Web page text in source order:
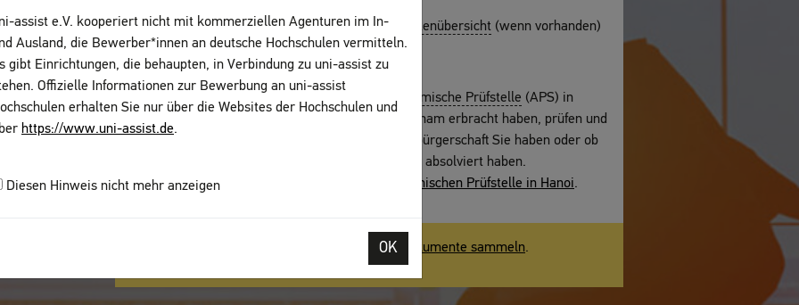
assist e.V. kooperiert nicht mit kommerziellen Agenturen im In-
Ausland, die Bewerber*innen an deutsche Hochschulen vermitteln.
gibt Einrichtungen, die behaupten, in Verbindung zu uni-assist zu
Offizielle Informationen zur Bewerbung an uni-assist
erhalten Sie nur über die Websites der Hochschulen und
https://www.uni-assist.de.
Diesen Hinweis nicht mehr anzeigen
OK
Ihren Hochschulabschluss mitFächer- und Notenübersicht (wenn vorhanden)
Zusätzliche Information
Haben Sie bereits in Vietnam studiert? Die Akademische Prüfstelle (APS) in
Hanoi muss alle Studienleistungen, die Sie in Vietnam erbracht haben, prüfen und
zertifizieren. Es spielt keine Rolle, welche Staatsbürgerschaft Sie haben oder ob
Sie zusätzlich ein Studium in einem anderen Land absolviert haben.
Näheres erfahren Sie auf der
Website der Akademischen Prüfstelle in Hanoi.
Weitere Hinweise zu Dokumenten im Bereich Dokumente sammeln.